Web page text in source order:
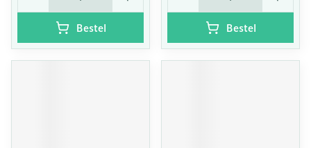
Bestel Bestel